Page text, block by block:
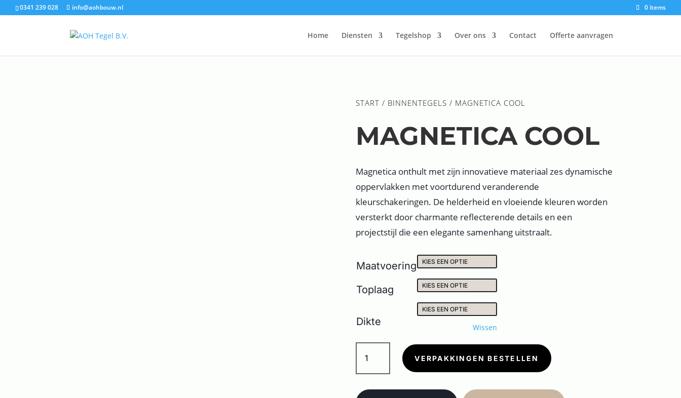
0341 239 028 info@aohbouw.nl 0 items
Home Diensten Tegelshop Over ons Contact Offerte aanvragen
START / BINNENTEGELS / MAGNETICA COOL
MAGNETICA COOL
Magnetica onthult met zijn innovatieve materiaal zes dynamische
oppervlakken met voortdurend veranderende
kleurschakeringen. De helderheid en vloeiende kleuren worden
versterkt door charmante reflecterende details en een
projectstijl die een elegante samenhang uitstraalt.
Maatvoering
Toplaag
Dikte Wissen
MAGNETICA
COOL
aantal
VERPAKKINGEN BESTELLEN